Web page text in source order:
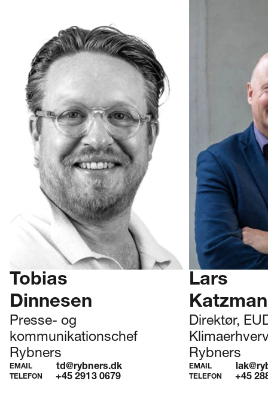
Lars
Direktør,
Rybners
EMAIL
TELEFON +45
Tobias
Dinnesen
Presse- og
kommunikationschef
Rybners
EMAIL td@rybners.dk
TELEFON +45 2913 0679